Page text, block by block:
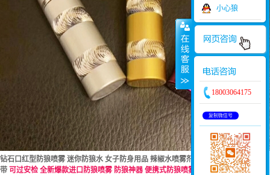
钻石口红型防狼喷雾 迷你防狼水 女子防身用品 辣椒水喷雾剂 催泪喷雾 15mL方便携
带 可过安检 全新爆款进口防狼喷雾 防狼神器 便携式防狼喷雾剂 女士防身催泪器 颜
小心狼
18003064175
复制微信号